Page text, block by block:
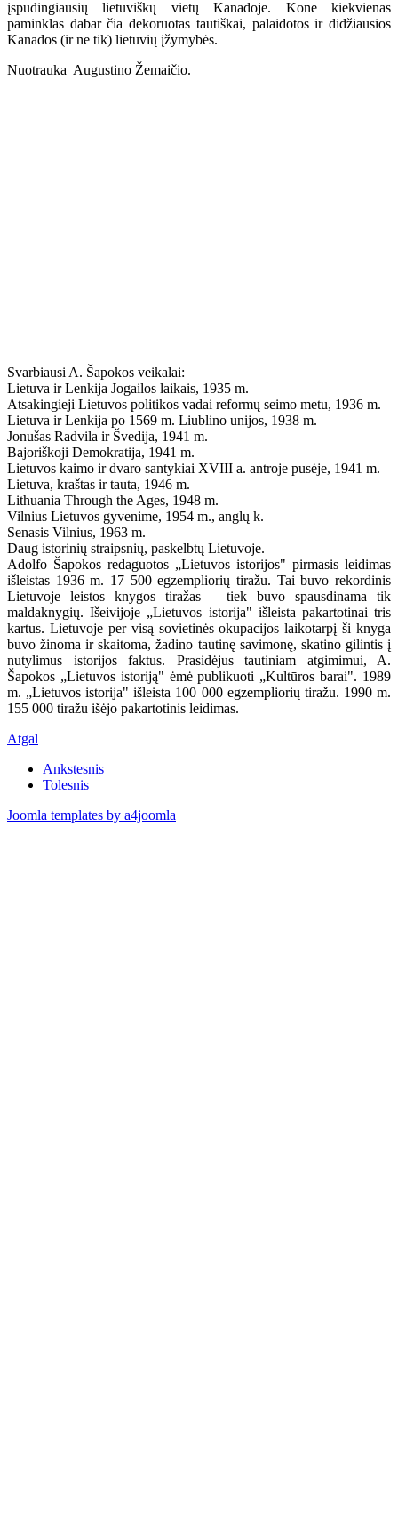
įspūdingiausių lietuviškų vietų Kanadoje. Kone kiekvienas
paminklas dabar čia dekoruotas tautiškai, palaidotos ir didžiausios
Kanados (ir ne tik) lietuvių įžymybės.
Nuotrauka Augustino Žemaičio.
Svarbiausi A. Šapokos veikalai:
Lietuva ir Lenkija Jogailos laikais, 1935 m.
Atsakingieji Lietuvos politikos vadai reformų seimo metu, 1936 m.
Lietuva ir Lenkija po 1569 m. Liublino unijos, 1938 m.
Jonušas Radvila ir Švedija, 1941 m.
Bajoriškoji Demokratija, 1941 m.
Lietuvos kaimo ir dvaro santykiai XVIII a. antroje pusėje, 1941 m.
Lietuva, kraštas ir tauta, 1946 m.
Lithuania Through the Ages, 1948 m.
Vilnius Lietuvos gyvenime, 1954 m., anglų k.
Senasis Vilnius, 1963 m.
Daug istorinių straipsnių, paskelbtų Lietuvoje.
Adolfo Šapokos redaguotos „Lietuvos istorijos" pirmasis leidimas
išleistas 1936 m. 17 500 egzempliorių tiražu. Tai buvo rekordinis
Lietuvoje leistos knygos tiražas – tiek buvo spausdinama tik
maldaknygių. Išeivijoje „Lietuvos istorija" išleista pakartotinai tris
kartus. Lietuvoje per visą sovietinės okupacijos laikotarpį ši knyga
buvo žinoma ir skaitoma, žadino tautinę savimonę, skatino gilintis į
nutylimus istorijos faktus. Prasidėjus tautiniam atgimimui, A.
Šapokos „Lietuvos istoriją" ėmė publikuoti „Kultūros barai". 1989
m. „Lietuvos istorija" išleista 100 000 egzempliorių tiražu. 1990 m.
155 000 tiražu išėjo pakartotinis leidimas.
Atgal
Ankstesnis
Tolesnis
Joomla templates by a4joomla